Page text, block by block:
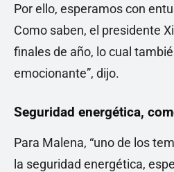
Por ello, esperamos con
Como saben, el presidente
finales de año, lo cual
emocionante”, dijo.
Seguridad energética,
Para Malena, “uno de los
la seguridad energética,